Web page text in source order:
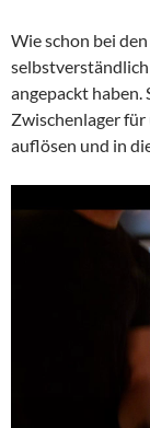
Wie schon bei
angepackt haben.
Zwischenlager
auflösen und in